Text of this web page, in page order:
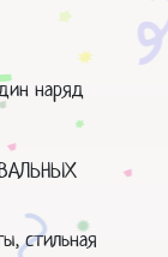
наряд
стильная